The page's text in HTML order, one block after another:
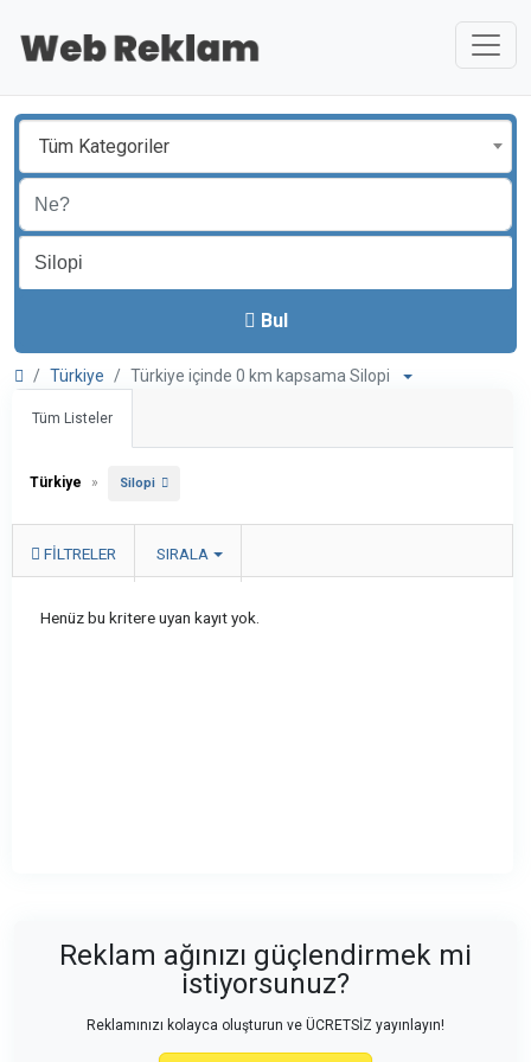
Tüm Kategoriler
Bul
Türkiye Türkiye içinde 0 km kapsama Silopi
Tüm Listeler
Türkiye » Silopi
FILTRELER SIRALA
Henüz bu kritere uyan kayıt yok.
Reklam ağınızı güçlendirmek mi
istiyorsunuz?
Reklamınızı kolayca oluşturun ve ÜCRETSİZ yayınlayın!